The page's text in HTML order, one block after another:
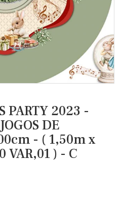
PARTY 2023 -
DE
- ( 1,50m x
VAR,01 ) - C